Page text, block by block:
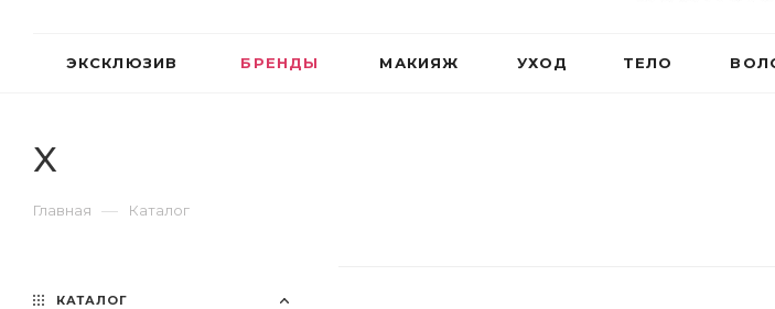
ЭКСКЛЮЗИВ БРЕНДЫ МАКИЯЖ УХОД ТЕЛО
X
Главная — Каталог
КАТАЛОГ